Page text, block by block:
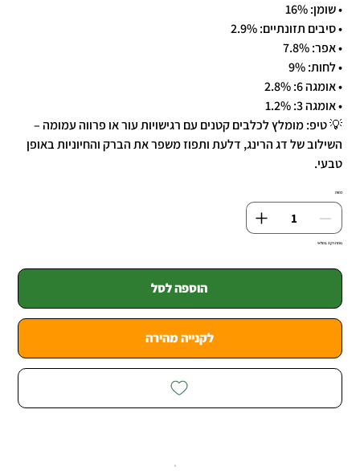
• שומן: 16%
• סיבים תזונתיים: 2.9%
• אפר: 7.8%
• לחות: 9%
• אומגה 6: 2.8%
• אומגה 3: 1.2%
💡 טיפ: מומלץ לכלבים קטנים עם רגישויות עור או פרווה עמומה –
השילוב של דג הרינג, דלעת ותפוז משפר את הברק והחיוניות באופן
טבעי.
כמות
נותרו רק 3 במלאי
הוספה לסל
לקנייה מהירה